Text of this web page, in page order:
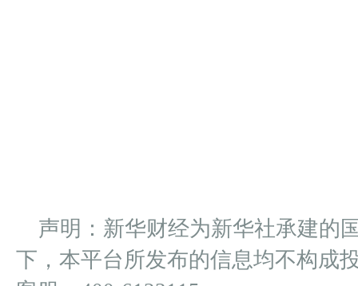
声明：新华财经为新华社承建的
下，本平台所发布的信息均不构成